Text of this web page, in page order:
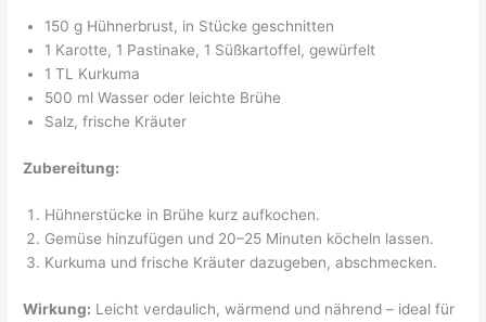
150 g Hühnerbrust, in Stücke geschnitten
1 Karotte, 1 Pastinake, 1 Süßkartoffel, gewürfelt
1 TL Kurkuma
500 ml Wasser oder leichte Brühe
Salz, frische Kräuter
Zubereitung:
Hühnerstücke in Brühe kurz aufkochen.
Gemüse hinzufügen und 20–25 Minuten köcheln lassen.
Kurkuma und frische Kräuter dazugeben, abschmecken.
Wirkung: Leicht verdaulich, wärmend und nährend – ideal für